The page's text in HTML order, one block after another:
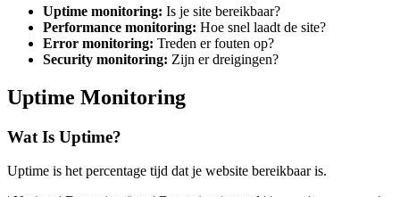
Uptime monitoring: Is je site bereikbaar?
Performance monitoring: Hoe snel laadt de site?
Error monitoring: Treden er fouten op?
Security monitoring: Zijn er dreigingen?
Uptime Monitoring
Wat Is Uptime?
Uptime is het percentage tijd dat je website bereikbaar is.